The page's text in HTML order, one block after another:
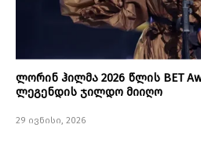
ლორინ ჰილმა 2026 წლის BET
ლეგენდის ჯილდო მიიღო
29 ივნისი, 2026